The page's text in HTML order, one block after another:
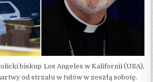
biskup Los Angeles w Kalifornii (USA),
od strzału w tułów w zeszłą sobotę.